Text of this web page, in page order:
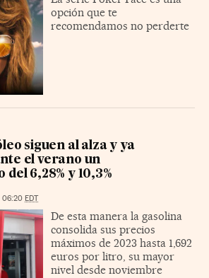
opción que te
recomendamos no perderte
siguen al alza y ya
el verano un
6,28% y 10,3%
06:20 EDT
De esta manera la gasolina
consolida sus precios
máximos de 2023 hasta 1,692
euros por litro, su mayor
nivel desde noviembre